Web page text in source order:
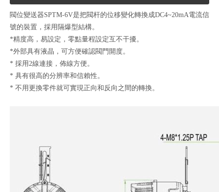
閥位變送器SPTM-6V是把閥杆的位移變化轉換成DC4~20mA電流信
號的裝置，採用隔爆型結構。
*精度高，易設定，零點量程設定互不干擾。
*外部具有液晶，可方便確認閥門開度。
* 採用2線連接，佈線方便。
* 具有很高的分辨率和信賴性。
* 不用更換零件就可實現正向和反向之間的轉換。